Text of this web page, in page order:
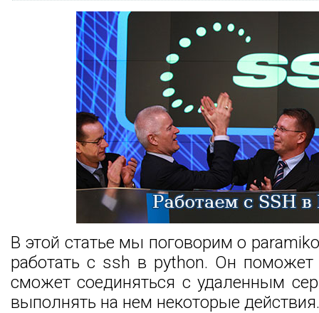
В этой статье мы поговорим о
работать с ssh в python. Он поможет
сможет соединяться с удаленным
выполнять на нем некоторые действия.